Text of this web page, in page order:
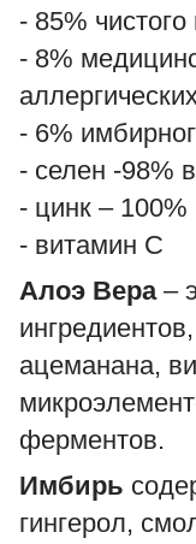
- 85%
- 8%
- 6%
- селен -98%
- цинк –
- витамин С
Алоэ Вера–
ацеманана,
ферментов.
Имбирь
гингерол,